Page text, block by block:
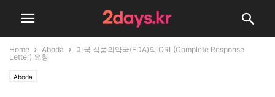
Home Aboda
미국 식품의약국(FDA)의 CRL(Complete Response
Letter) 요청
Aboda